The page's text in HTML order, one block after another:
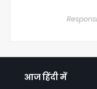
आज हिंदी में